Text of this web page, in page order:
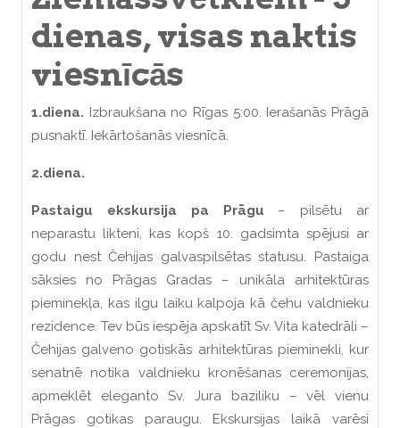
dienas, visas naktis
viesnīcās
1.diena. Izbraukšana no Rīgas 5:00. Ierašanās Prāgā
pusnaktī. Iekārtošanās viesnīcā.
2.diena.
Pastaigu ekskursija pa Prāgu – pilsētu ar
neparastu likteni, kas kopš 10. gadsimta spējusi ar
godu nest Čehijas galvaspilsētas statusu. Pastaiga
sāksies no Prāgas Gradas – unikāla arhitektūras
pieminekļa, kas ilgu laiku kalpoja kā čehu valdnieku
rezidence. Tev būs iespēja apskatīt Sv. Vita katedrāli –
Čehijas galveno gotiskās arhitektūras pieminekli, kur
senatnē notika valdnieku kronēšanas ceremonijas,
apmeklēt eleganto Sv. Jura baziliku – vēl vienu
Prāgas gotikas paraugu. Ekskursijas laikā varēsi